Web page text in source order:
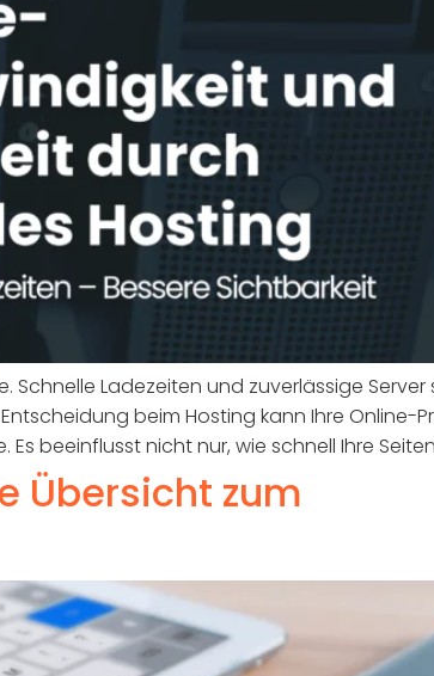
Ladezeiten und zuverlässige Server
beim Hosting kann Ihre Online-
beeinflusst nicht nur, wie schnell Ihre
Übersicht zum